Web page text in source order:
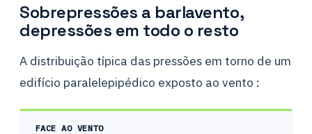
Sobrepressões a barlavento,
depressões em todo o resto
A distribuição típica das pressões em torno de um
edifício paralelepipédico exposto ao vento :
FACE AO VENTO